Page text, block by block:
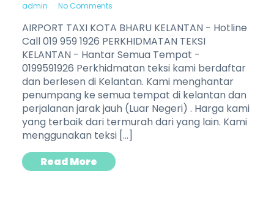
admin No Comments
AIRPORT TAXI KOTA BHARU KELANTAN - Hotline
Call 019 959 1926 PERKHIDMATAN TEKSI
KELANTAN - Hantar Semua Tempat -
0199591926 Perkhidmatan teksi kami berdaftar
dan berlesen di Kelantan. Kami menghantar
penumpang ke semua tempat di kelantan dan
perjalanan jarak jauh (Luar Negeri) . Harga kami
yang terbaik dari termurah dari yang lain. Kami
menggunakan teksi […]
Read More